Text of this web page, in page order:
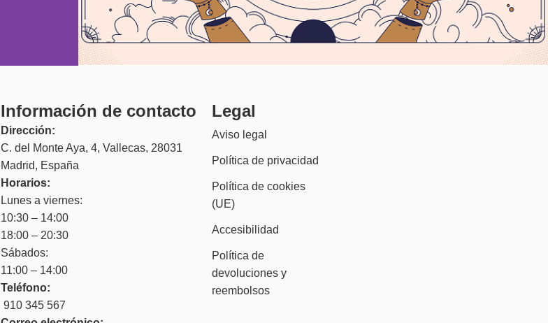
Información de contacto
Dirección:
C. del Monte Aya, 4, Vallecas, 28031
Madrid, España
Horarios:
Lunes a viernes:
10:30 – 14:00
18:00 – 20:30
Sábados:
11:00 – 14:00
Teléfono:
910 345 567
Legal
Aviso legal
Política de privacidad
Política de cookies
(UE)
Accesibilidad
Política de
devoluciones y
reembolsos